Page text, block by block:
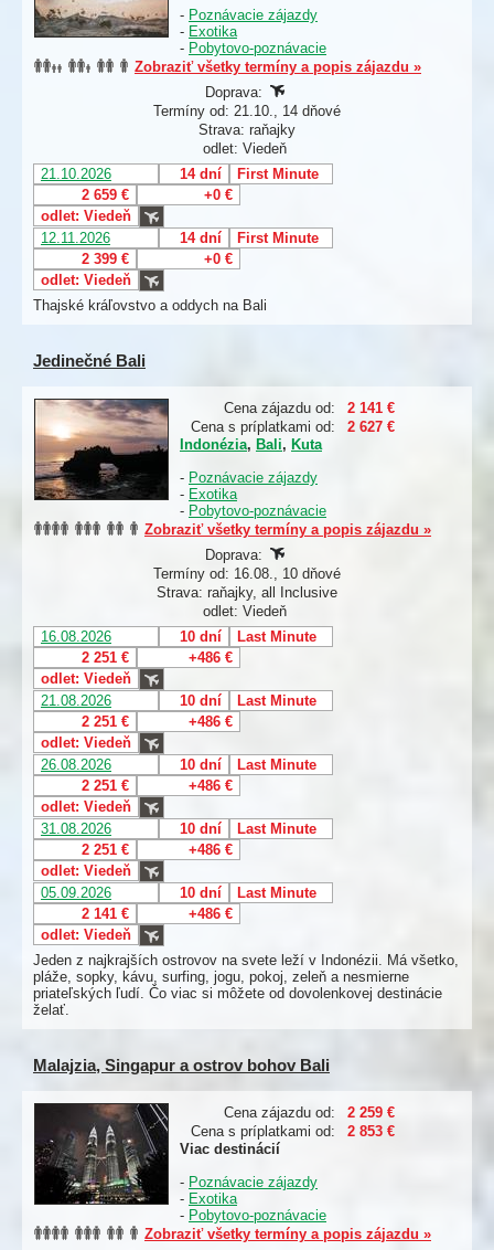
- Poznávacie zájazdy
- Exotika
- Pobytovo-poznávacie
Zobraziť všetky termíny a popis zájazdu »
Doprava:
Termíny od: 21.10., 14 dňové
Strava: raňajky
odlet: Viedeň
21.10.2026
14 dní
First Minute
2 659 €
+0 €
odlet: Viedeň
12.11.2026
14 dní
First Minute
2 399 €
+0 €
odlet: Viedeň
Thajské kráľovstvo a oddych na Bali
Jedinečné Bali
Cena zájazdu od:
2 141 €
Cena s príplatkami od:
2 627 €
Indonézia, Bali, Kuta
- Poznávacie zájazdy
- Exotika
- Pobytovo-poznávacie
Zobraziť všetky termíny a popis zájazdu »
Doprava:
Termíny od: 16.08., 10 dňové
Strava: raňajky, all Inclusive
odlet: Viedeň
16.08.2026
10 dní
Last Minute
2 251 €
+486 €
odlet: Viedeň
21.08.2026
10 dní
Last Minute
2 251 €
+486 €
odlet: Viedeň
26.08.2026
10 dní
Last Minute
2 251 €
+486 €
odlet: Viedeň
31.08.2026
10 dní
Last Minute
2 251 €
+486 €
odlet: Viedeň
05.09.2026
10 dní
Last Minute
2 141 €
+486 €
odlet: Viedeň
Jeden z najkrajších ostrovov na svete leží v Indonézii. Má všetko,
pláže, sopky, kávu, surfing, jogu, pokoj, zeleň a nesmierne
priateľských ľudí. Čo viac si môžete od dovolenkovej destinácie
želať.
Malajzia, Singapur a ostrov bohov Bali
Cena zájazdu od:
2 259 €
Cena s príplatkami od:
2 853 €
Viac destinácií
- Poznávacie zájazdy
- Exotika
- Pobytovo-poznávacie
Zobraziť všetky termíny a popis zájazdu »